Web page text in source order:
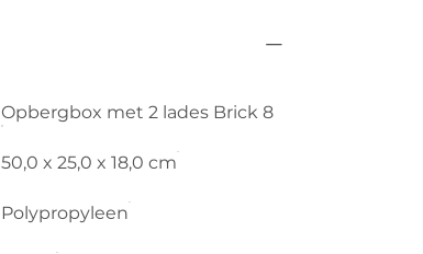
Opbergbox met 2 lades Brick 8
50,0 x 25,0 x 18,0 cm
Polypropyleen